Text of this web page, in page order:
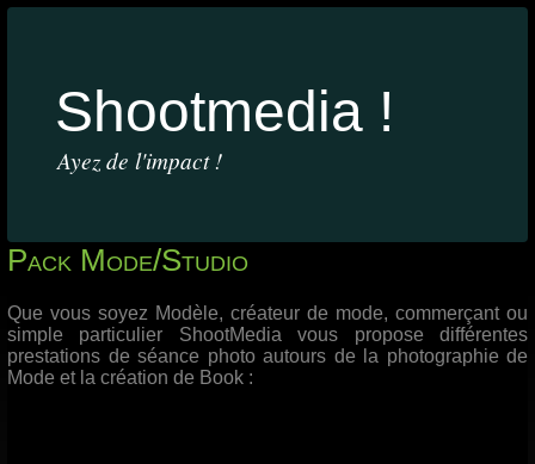
Shootmedia !
Ayez de l'impact !
Pack Mode/Studio
Que vous soyez Modèle, créateur de mode, commerçant ou
simple particulier ShootMedia vous propose différentes
prestations de séance photo autours de la photographie de
Mode et la création de Book :